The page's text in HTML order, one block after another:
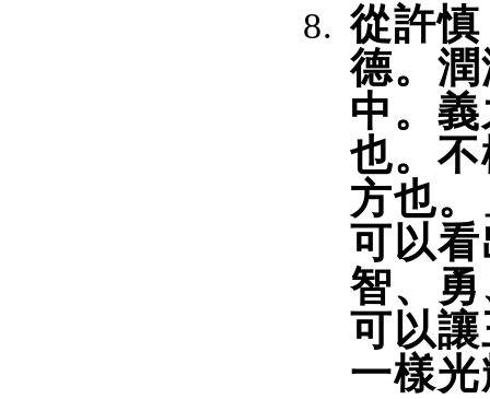
從許
德。
中。
也。
方也
可以
智、
可以
一樣